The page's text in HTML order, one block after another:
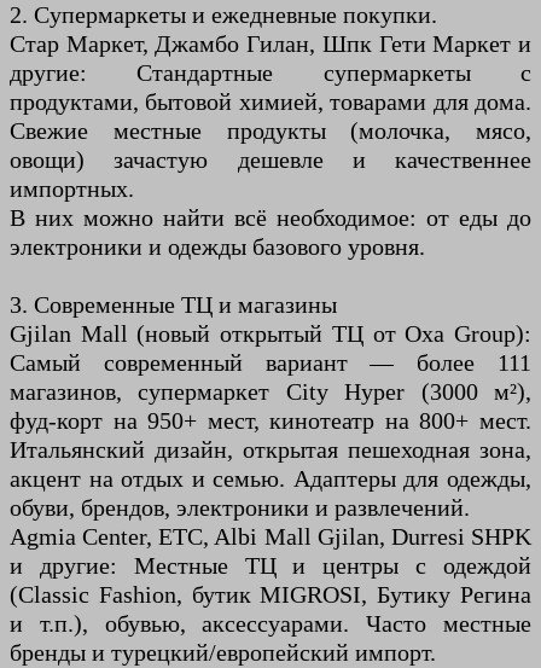
2. Супермаркеты и ежедневные покупки.
Стар Маркет, Джамбо Гилан, Шпк Гети Маркет и
другие: Стандартные супермаркеты с
продуктами, бытовой химией, товарами для дома.
Свежие местные продукты (молочка, мясо,
овощи) зачастую дешевле и качественнее
импортных.
В них можно найти всё необходимое: от еды до
электроники и одежды базового уровня.
3. Современные ТЦ и магазины
Gjilan Mall (новый открытый ТЦ от Oxa Group):
Самый современный вариант — более 111
магазинов, супермаркет City Hyper (3000 м²),
фуд-корт на 950+ мест, кинотеатр на 800+ мест.
Итальянский дизайн, открытая пешеходная зона,
акцент на отдых и семью. Адаптеры для одежды,
обуви, брендов, электроники и развлечений.
Agmia Center, ETC, Albi Mall Gjilan, Durresi SHPK
и другие: Местные ТЦ и центры с одеждой
(Classic Fashion, бутик MIGROSI, Бутику Регина
и т.п.), обувью, аксессуарами. Часто местные
бренды и турецкий/европейский импорт.